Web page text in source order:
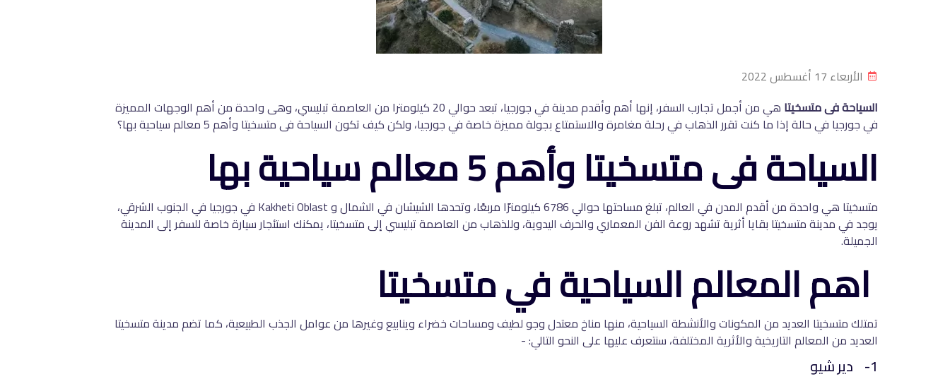
الأربعاء 17 أغسطس 2022
السياحة فى متسخيتا
هي من أجمل تجارب السفر، إنها أهم وأقدم مدينة في جورجيا، تبعد حوالي 20 كيلومترا من العاصمة تبليسي، وهى واحدة من أهم الوجهات المميزة
في جورجيا في حالة إذا ما كنت تقرر الذهاب في رحلة مغامرة والاستمتاع بجولة مميزة خاصة في جورجيا، ولكن كيف تكون السياحة فى متسخيتا وأهم 5 معالم سياحية بها؟
السياحة فى متسخيتا وأهم 5 معالم سياحية بها
متسخيتا هي واحدة من أقدم المدن في العالم، تبلغ مساحتها حوالي 6786 كيلومترًا مربعًا، وتحدها الشيشان في الشمال و Kakheti Oblast في جورجيا في الجنوب الشرقي،
يوجد في مدينة متسخيتا بقايا أثرية تشهد روعة الفن المعماري والحرف اليدوية، وللذهاب من العاصمة تبليسي إلى متسخيتا، يمكنك استئجار سيارة خاصة للسفر إلى المدينة
الجميلة.
اهم المعالم السياحية في متسخيتا
تمتلك متسخيتا العديد من المكونات والأنشطة السياحية، منها مناخ معتدل وجو لطيف ومساحات خضراء وينابيع وغيرها من عوامل الجذب الطبيعية، كما تضم مدينة متسخيتا
العديد من المعالم التاريخية والأثرية المختلفة، سنتعرف عليها على النحو التالي: -
1- دير شيو